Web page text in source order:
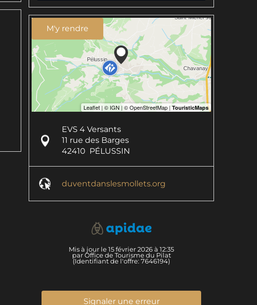
M'y rendre
EVS 4 Versants
11 rue des Barges
42410 PÉLUSSIN
duventdanslesmollets.org
Mis à jour le 15 février 2026 à 12:35
par Office de Tourisme du Pilat
(Identifiant de l'offre: 7646194)
Signaler une erreur